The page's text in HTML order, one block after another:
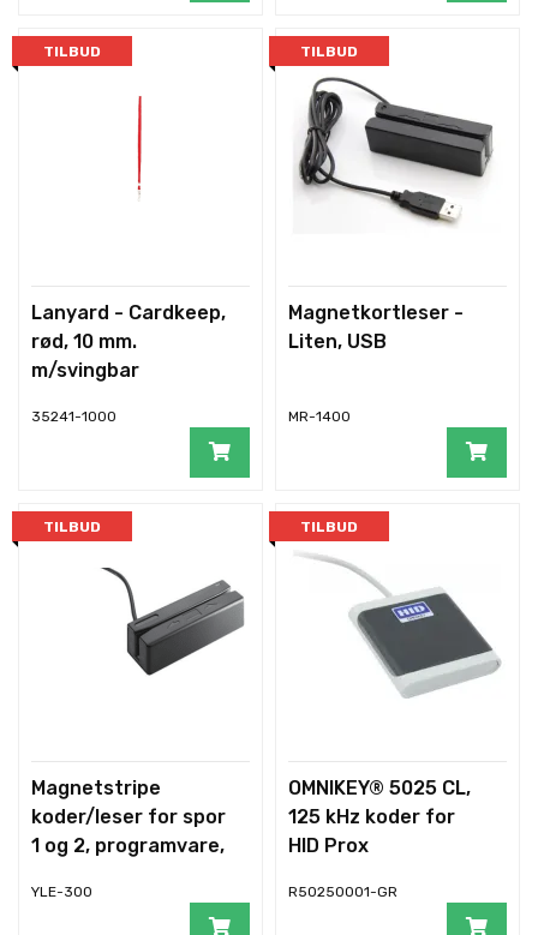
TILBUD
Lanyard - Cardkeep,
rød, 10 mm.
m/svingbar
35241-1000
TILBUD
Magnetkortleser -
Liten, USB
MR-1400
TILBUD
Magnetstripe
koder/leser for spor
1 og 2, programvare,
YLE-300
TILBUD
OMNIKEY® 5025 CL,
125 kHz koder for
HID Prox
R50250001-GR